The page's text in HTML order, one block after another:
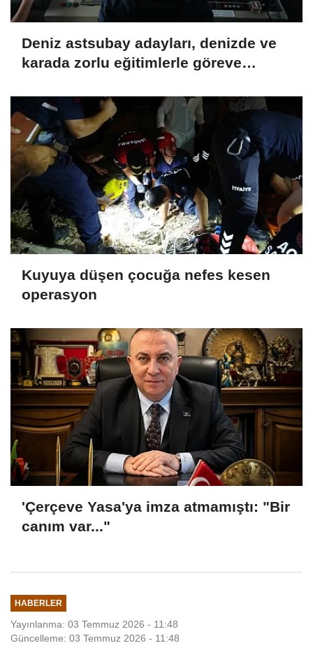
Deniz astsubay adayları, denizde ve
karada zorlu eğitimlerle göreve
Kuyuya düşen çocuğa nefes kesen
operasyon
'Çerçeve Yasa'ya imza atmamıştı: "Bir
canım var..."
HABERLER
Yayınlanma: 03 Temmuz 2026 - 11:48
Güncelleme: 03 Temmuz 2026 - 11:48